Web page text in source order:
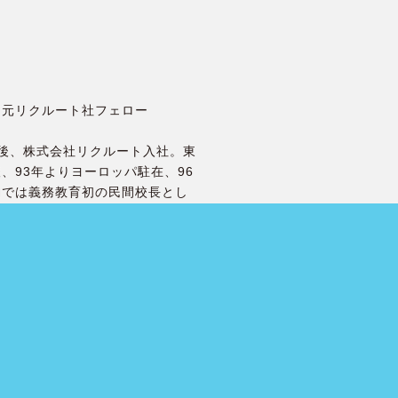
リクルート社フェロー
、株式会社リクルート入社。東
93年よりヨーロッパ駐在、96
は義務教育初の民間校長とし